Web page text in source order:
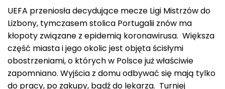
UEFA przeniosła decydujące mecze Ligi Mistrzów do
Lizbony, tymczasem stolica Portugalii znów ma
kłopoty związane z epidemią koronawirusa. Większa
część miasta i jego okolic jest objęta ścisłymi
obostrzeniami, o których w Polsce już właściwie
zapomniano. Wyjścia z domu odbywać się mają tylko
do pracy, po zakupy, bądź do lekarza. Turniej